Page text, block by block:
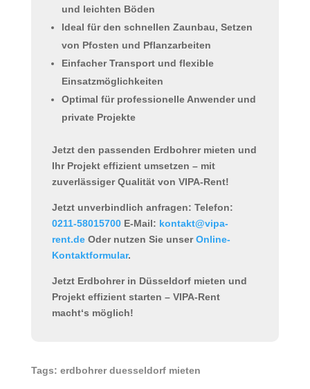
und leichten Böden
Ideal für den schnellen Zaunbau, Setzen
von Pfosten und Pflanzarbeiten
Einfacher Transport und flexible
Einsatzmöglichkeiten
Optimal für professionelle Anwender und
private Projekte
Jetzt den passenden Erdbohrer mieten und
Ihr Projekt effizient umsetzen – mit
zuverlässiger Qualität von VIPA-Rent!
Jetzt unverbindlich anfragen: Telefon:
0211-58015700E-Mail: kontakt@vipa-
rent.deOder nutzen Sie unserOnline-
Kontaktformular.
Jetzt Erdbohrer in Düsseldorf mieten und
Projekt effizient starten – VIPA-Rent
macht‘s möglich!
Tags: erdbohrer duesseldorf mieten